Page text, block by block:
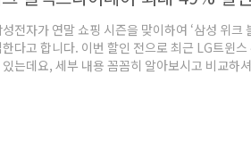
전자가 연말 쇼핑 시즌을 맞이하여 ‘삼성 위크
다고 합니다. 이번 할인 전으로 최근 LG트윈
는데요, 세부 내용 꼼꼼히 알아보시고 비교하
객센터 1588-6084로 하시면 되고, 삼성닷컴 온